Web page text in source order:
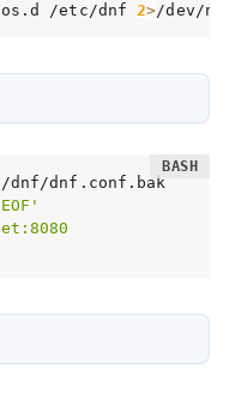
/etc/dnf 2>/dev/